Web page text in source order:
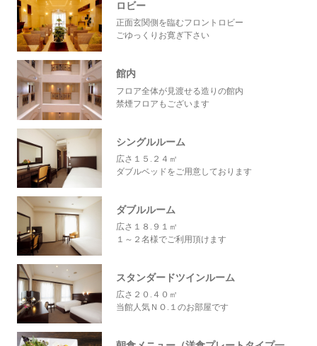
ロビー
正面玄関側を臨むフロントロビー
ごゆっくりお寛ぎ下さい
館内
フロア全体が見渡せる造りの館内
禁煙フロアもございます
シングルルーム
広さ１５.２４㎡
ダブルベッドをご用意しております
ダブルルーム
広さ１８.９１㎡
１～２名様でご利用頂けます
スタンダードツインルーム
広さ２０.４０㎡
当館人気ＮＯ.１のお部屋です